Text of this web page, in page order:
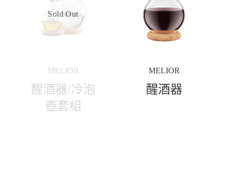
MELIOR
醒酒器/冷泡
壺套組
Sold Out
MELIOR
醒酒器